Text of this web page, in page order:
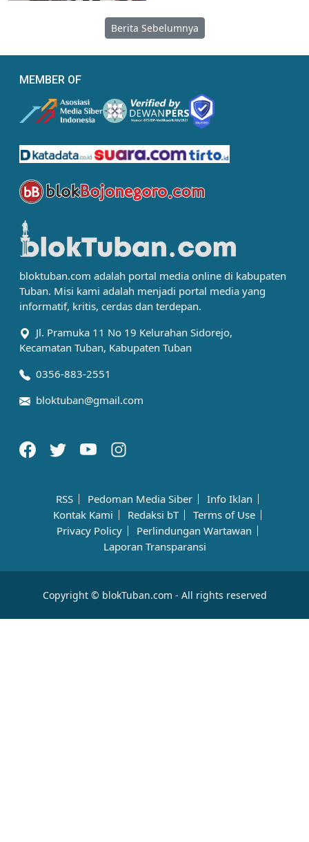
Berita Sebelumnya
MEMBER OF
bloktuban.com adalah portal media online di kabupaten
Tuban. Misi kami adalah menjadi portal media yang
informatif, kritis, cerdas dan terdepan.
Jl. Pramuka 11 No 19 Kelurahan Sidorejo,
Kecamatan Tuban, Kabupaten Tuban
0356-883-2551
bloktuban@gmail.com
RSS Pedoman Media Siber
Info Iklan
Kontak Kami
Redaksi bT
Terms of Use
Privacy Policy
Perlindungan Wartawan
Laporan Transparansi
Copyright © blokTuban.com - All rights reserved